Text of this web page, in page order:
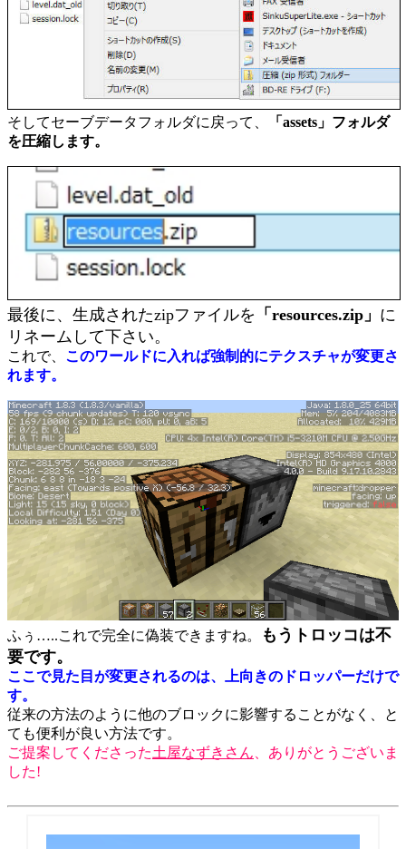
そしてセーブデータフォルダに戻って、
「assets」フォルダ
を圧縮します。
最後に、生成されたzipファイルを 「resources.zip」 に
リネームして下さい。
これで、 このワールドに入れば強制的にテクスチャが変更さ
れます。
ふぅ…..これで完全に偽装できますね。
もうトロッコは不
要です。
ここで見た目が変更されるのは、上向きのドロッパーだけで
す。
従来の方法のように他のブロックに影響することがなく、と
ても便利が良い方法です。
ご提案してくださった土屋なずきさん 、ありがとうございま
した!